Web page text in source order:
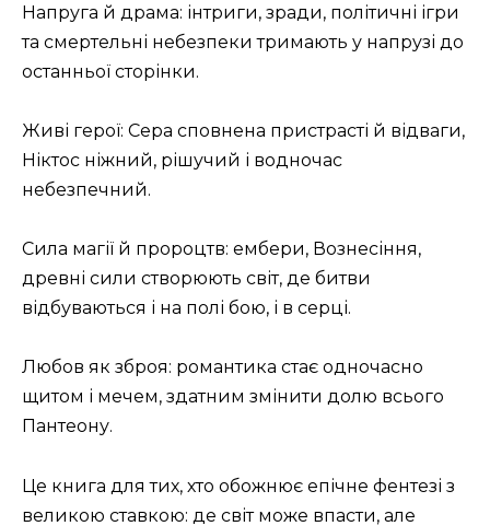
Напруга й драма: інтриги, зради, політичні ігри
та смертельні небезпеки тримають у напрузі до
останньої сторінки.
Живі герої: Сера сповнена пристрасті й відваги,
Ніктос ніжний, рішучий і водночас
небезпечний.
Сила магії й пророцтв: ембери, Вознесіння,
древні сили створюють світ, де битви
відбуваються і на полі бою, і в серці.
Любов як зброя: романтика стає одночасно
щитом і мечем, здатним змінити долю всього
Пантеону.
Це книга для тих, хто обожнює епічне фентезі з
великою ставкою: де світ може впасти, але